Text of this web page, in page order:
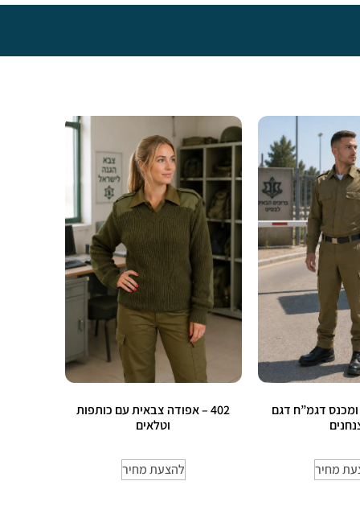
ומכנס דגמ”ח דגם
מחיר
402 – אפודה צבאית עם כותפות
וטלאים
להצעת מחיר